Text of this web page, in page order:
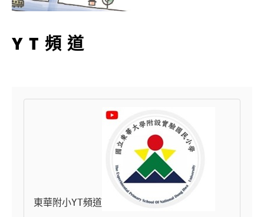
YT頻道
東華附小YT頻道